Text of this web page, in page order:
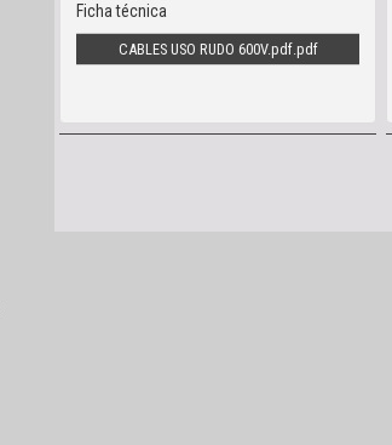
Ficha técnica
CABLES USO RUDO 600V.pdf